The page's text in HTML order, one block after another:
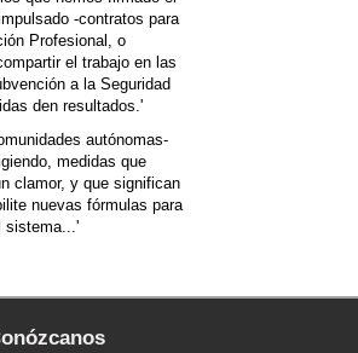
-contratos para
Profesional, o
el trabajo en las
a la Seguridad
den resultados.'
autónomas-
medidas que
clamor, y que significan
nuevas fórmulas para
sistema...'